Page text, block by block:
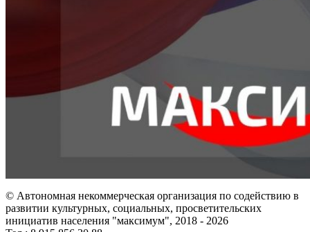
© Автономная некоммерческая организация по содействию в
развитии культурных, социальных, просветительских
инициатив населения "максимум", 2018 - 2026